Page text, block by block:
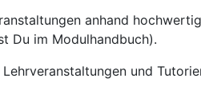
anhand
Du im Modulhandbuch).
Lehrveranstaltungen und